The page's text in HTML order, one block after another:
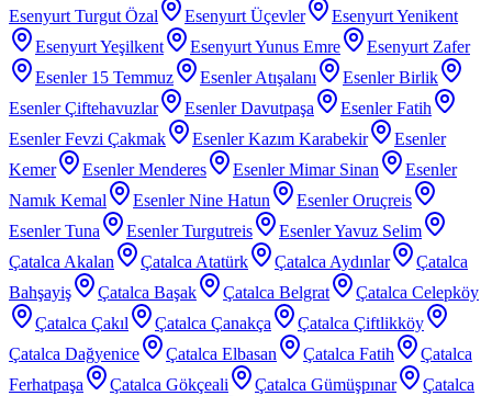
Esenyurt Turgut Özal
Esenyurt Üçevler
Esenyurt Yenikent
Esenyurt Yeşilkent
Esenyurt Yunus Emre
Esenyurt Zafer
Esenler 15 Temmuz
Esenler Atışalanı
Esenler Birlik
Esenler Çiftehavuzlar
Esenler Davutpaşa
Esenler Fatih
Esenler Fevzi Çakmak
Esenler Kazım Karabekir
Esenler
Kemer
Esenler Menderes Esenler Mimar Sinan
Esenler
Namık Kemal
Esenler Nine Hatun
Esenler Oruçreis
Esenler Tuna
Esenler Turgutreis
Esenler Yavuz Selim
Çatalca Akalan
Çatalca Atatürk Çatalca Aydınlar
Çatalca
Bahşayiş
Çatalca Başak Çatalca Belgrat
Çatalca Celepköy
Çatalca Çakıl
Çatalca Çanakça
Çatalca Çiftlikköy
Çatalca Dağyenice
Çatalca Elbasan Çatalca Fatih
Çatalca
Ferhatpaşa
Çatalca Gökçeali Çatalca Gümüşpınar
Çatalca